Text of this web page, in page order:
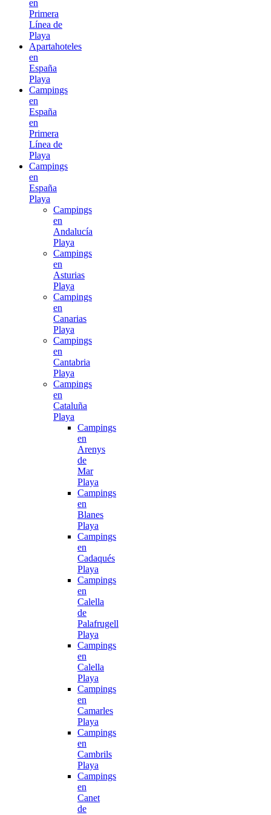
en
Primera
Línea de
Playa
Apartahoteles
en
España
Playa
Campings
en
España
en
Primera
Línea de
Playa
Campings
en
España
Playa
Campings
en
Andalucía
Playa
Campings
en
Asturias
Playa
Campings
en
Canarias
Playa
Campings
en
Cantabria
Playa
Campings
en
Cataluña
Playa
Campings
en
Arenys
de
Mar
Playa
Campings
en
Blanes
Playa
Campings
en
Cadaqués
Playa
Campings
en
Calella
de
Palafrugell
Playa
Campings
en
Calella
Playa
Campings
en
Camarles
Playa
Campings
en
Cambrils
Playa
Campings
en
Canet
de